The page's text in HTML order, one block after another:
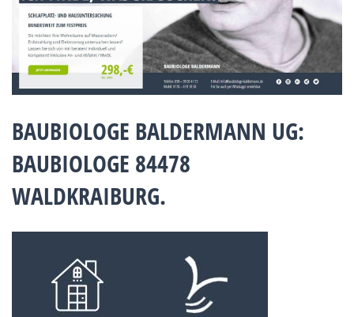
BAUBIOLOGE BALDERMANN UG:
BAUBIOLOGE 84478
WALDKRAIBURG.